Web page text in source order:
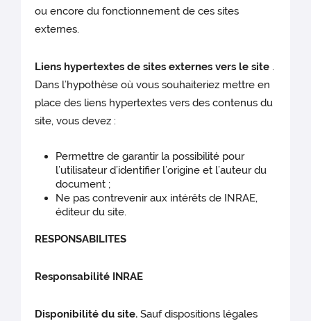
ou encore du fonctionnement de ces sites
externes.
Liens hypertextes de sites externes vers le site .
Dans l’hypothèse où vous souhaiteriez mettre en
place des liens hypertextes vers des contenus du
site, vous devez :
Permettre de garantir la possibilité pour
l’utilisateur d’identifier l’origine et l’auteur du
document ;
Ne pas contrevenir aux intérêts de INRAE,
éditeur du site.
RESPONSABILITES
Responsabilité INRAE
Disponibilité du site. Sauf dispositions légales